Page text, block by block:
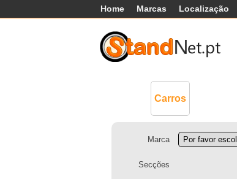
Home Marcas Localização
Carros
Marca
Secções